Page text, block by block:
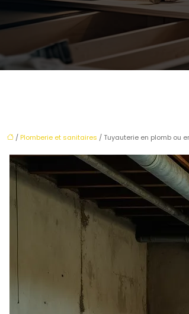
/ Plomberie et sanitaires / Tuyauterie en plomb ou